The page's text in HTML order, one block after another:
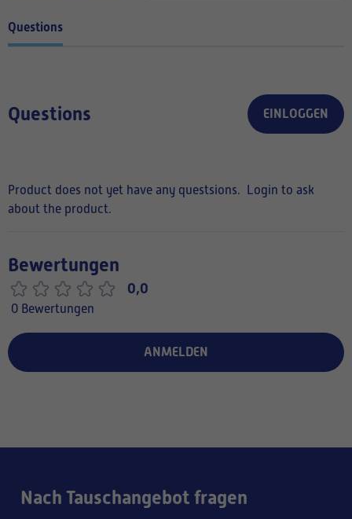
Questions
Questions EINLOGGEN
Product does not yet have any questsions.
Login to ask
about the product.
Bewertungen
0,0
0 Bewertungen
ANMELDEN
Nach Tauschangebot fragen